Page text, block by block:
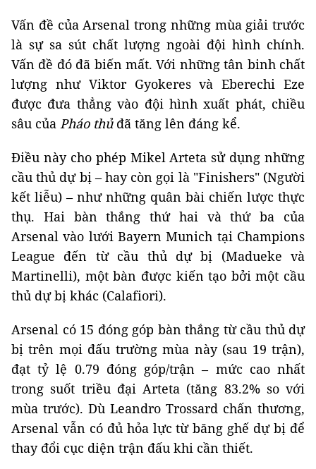
Vấn đề của Arsenal trong những mùa giải trước
là sự sa sút chất lượng ngoài đội hình chính.
Vấn đề đó đã biến mất. Với những tân binh chất
lượng như Viktor Gyokeres và Eberechi Eze
được đưa thẳng vào đội hình xuất phát, chiều
sâu của Pháo thủđã tăng lên đáng kể.
Điều này cho phép Mikel Arteta sử dụng những
cầu thủ dự bị – hay còn gọi là "Finishers" (Người
kết liễu) – như những quân bài chiến lược thực
thụ. Hai bàn thắng thứ hai và thứ ba của
Arsenal vào lưới Bayern Munich tại Champions
League đến từ cầu thủ dự bị (Madueke và
Martinelli), một bàn được kiến tạo bởi một cầu
thủ dự bị khác (Calafiori).
Arsenal có 15 đóng góp bàn thắng từ cầu thủ dự
bị trên mọi đấu trường mùa này (sau 19 trận),
đạt tỷ lệ 0.79 đóng góp/trận – mức cao nhất
trong suốt triều đại Arteta (tăng 83.2% so với
mùa trước). Dù Leandro Trossard chấn thương,
Arsenal vẫn có đủ hỏa lực từ băng ghế dự bị để
thay đổi cục diện trận đấu khi cần thiết.